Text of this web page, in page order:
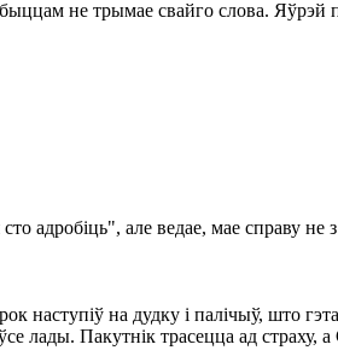
не трымае свайго слова. Яўрэй
адробіць", але ведае, мае справу
наступіў на дудку і палічыў, што
Пакутнік трасецца ад страху, а